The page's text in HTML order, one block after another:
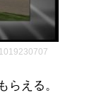
らえる。